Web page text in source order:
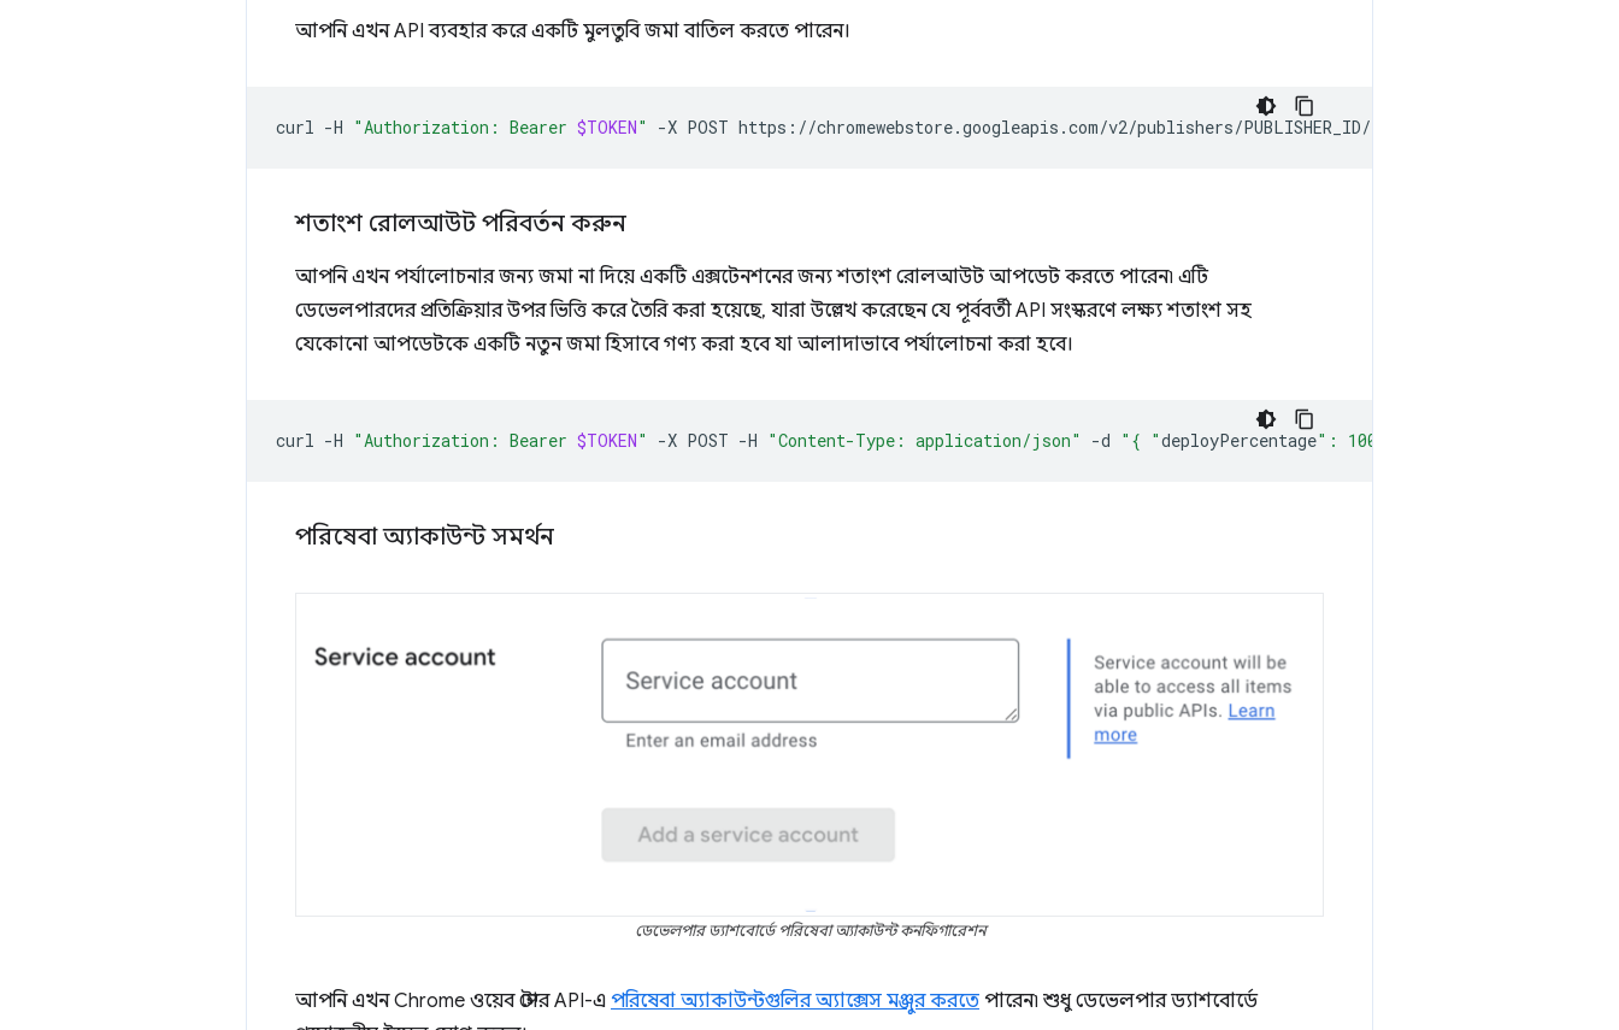
আপনি এখন API ব্যবহার করে একটি মুলতুবি জমা বাতিল করতে পারেন।
curl -H "Authorization: Bearer $TOKEN" -X POST
শতাংশ রোলআউট পরিবর্তন করুন
আপনি এখন পর্যালোচনার জন্য জমা না দিয়ে একটি এক্সটেনশনের জন্য শতাংশ রোলআউট আপডেট করতে পারেন৷ এটি
ডেভেলপারদের প্রতিক্রিয়ার উপর ভিত্তি করে তৈরি করা হয়েছে, যারা উল্লেখ করেছেন যে পূর্ববর্তী API সংস্করণে লক্ষ্য শতাংশ সহ
যেকোনো আপডেটকে একটি নতুন জমা হিসাবে গণ্য করা হবে যা আলাদাভাবে পর্যালোচনা করা হবে।
curl -H "Authorization: Bearer $TOKEN" -X POST -H "Content-Type: application/json" -d "{ "deployPercentage": 100 }"
পরিষেবা অ্যাকাউন্ট সমর্থন
ডেভেলপার ড্যাশবোর্ডে পরিষেবা অ্যাকাউন্ট কনফিগারেশন
আপনি এখন Chrome ওয়েব স্টোর API-এ পরিষেবা অ্যাকাউন্টগুলির অ্যাক্সেস মঞ্জুর করতে পারেন৷ শুধু ডেভেলপার ড্যাশবোর্ডে